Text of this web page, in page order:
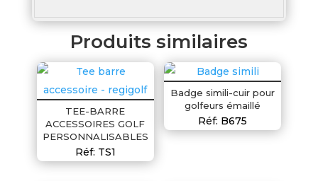
Produits similaires
TEE-BARRE
ACCESSOIRES GOLF
PERSONNALISABLES
Réf: TS1
Badge simili-cuir pour
golfeurs émaillé
Réf: B675